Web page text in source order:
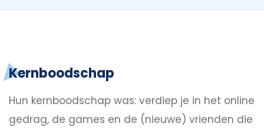
Kernboodschap
Hun kernboodschap was: verdiep je in het online
gedrag, de games en de (nieuwe) vrienden die